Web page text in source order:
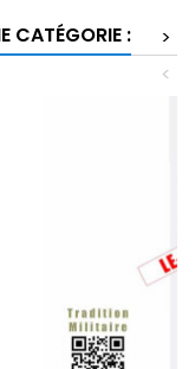
CATÉGORIE :
>
<